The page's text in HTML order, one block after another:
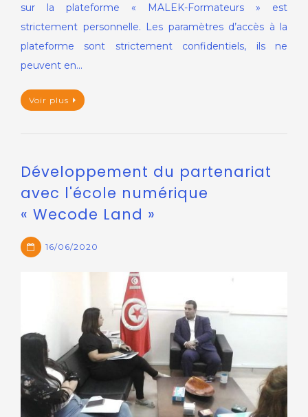
sur la plateforme « MALEK-Formateurs » est
strictement personnelle. Les paramètres d’accès à la
plateforme sont strictement confidentiels, ils ne
peuvent en…
Voir plus
Développement du partenariat
avec l'école numérique
« Wecode Land »
16/06/2020